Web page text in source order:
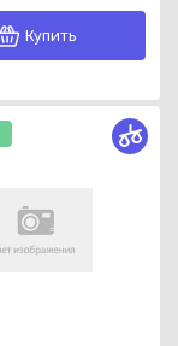
Купить